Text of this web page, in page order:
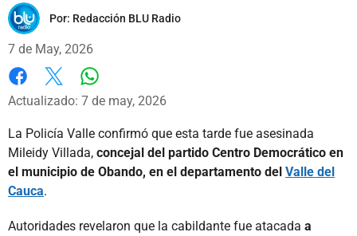
Por: Redacción BLU Radio
7 de May, 2026
Facebook
X
Actualizado: 7 de may, 2026
La Policía Valle confirmó que esta tarde fue asesinada
Mileidy Villada, concejal del partido Centro Democrático en
el municipio de Obando, en el departamento del Valle del
Cauca.
Autoridades revelaron que la cabildante fue atacada a